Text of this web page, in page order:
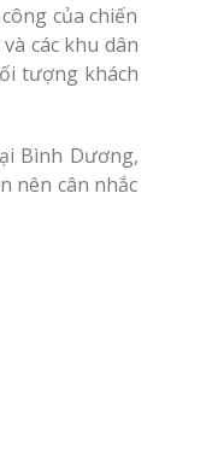
của chiến
các khu dân
tượng khách
Bình Dương,
nên cân nhắc